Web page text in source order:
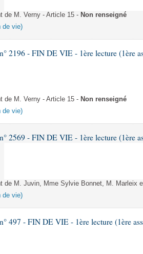
de M. Verny - Article 15 - Non renseigné
de vie)
2196 - FIN DE VIE - 1ère lecture (1ère
de M. Verny - Article 15 - Non renseigné
de vie)
2569 - FIN DE VIE - 1ère lecture (1ère
de M. Juvin, Mme Sylvie Bonnet, M. Marleix
de vie)
497 - FIN DE VIE - 1ère lecture (1ère